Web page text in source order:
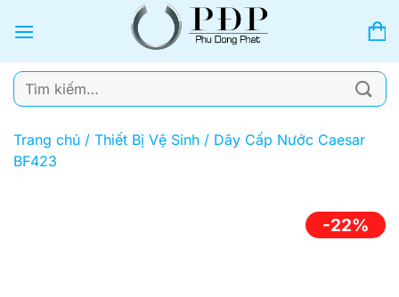
qua
dung
Tìm
kiếm:
Trang chủ / Thiết Bị Vệ Sinh / Dây Cấp Nước Caesar
BF423
-22%